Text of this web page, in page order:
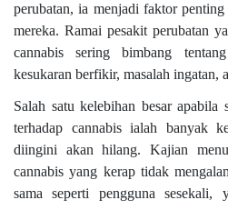
perubatan, ia menjadi faktor
mereka. Ramai pesakit perubatan
cannabis sering bimbang
kesukaran berfikir, masalah ingatan,
Salah satu kelebihan besar apabila
terhadap cannabis ialah banyak
diingini akan hilang. Kajian
cannabis yang kerap tidak
sama seperti pengguna